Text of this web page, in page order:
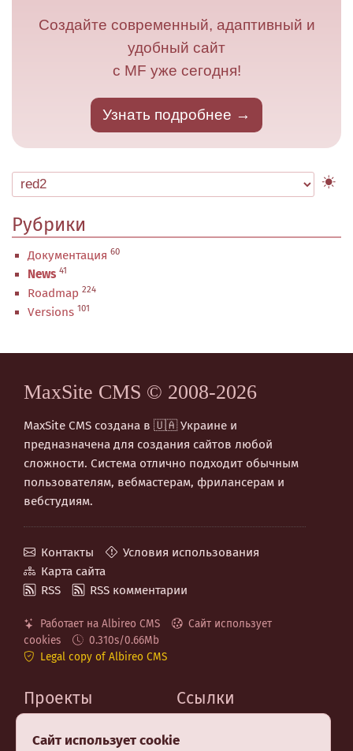
Создайте современный, адаптивный и
удобный сайт
с MF уже сегодня!
Узнать подробнее
Рубрики
Документация 60
News 41
Roadmap 224
Versions 101
MaxSite CMS © 2008-2026
MaxSite CMS создана в 🇺🇦 Украине и
предназначена для создания сайтов любой
сложности. Система отлично подходит обычным
пользователям, вебмастерам, фрилансерам и
вебстудиям.
Контакты
Условия использования
Карта сайта
RSS
RSS комментарии
Работает на Albireo CMS
Сайт использует
cookies
0.310s/0.66Mb
Legal copy of Albireo CMS
Проекты
Albireo CMS
Ссылки
Сайт использует cookie